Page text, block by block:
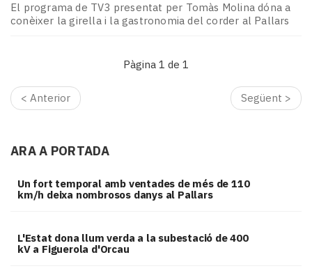
El programa de TV3 presentat per Tomàs Molina dóna a
conèixer la girella i la gastronomia del corder al Pallars
Pàgina 1 de 1
< Anterior Següent >
ARA A PORTADA
Un fort temporal amb ventades de més de 110
km/h deixa nombrosos danys al Pallars
L'Estat dona llum verda a la subestació de 400
kV a Figuerola d'Orcau